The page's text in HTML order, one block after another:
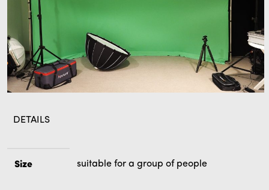
DETAILS
Size suitable for a group of people